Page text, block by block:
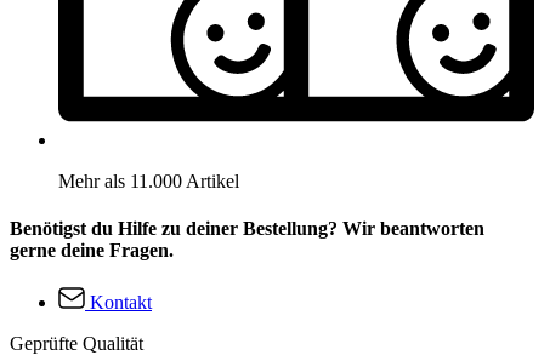
Mehr als 11.000 Artikel
Benötigst du Hilfe zu deiner Bestellung? Wir beantworten
gerne deine Fragen.
Kontakt
Geprüfte Qualität